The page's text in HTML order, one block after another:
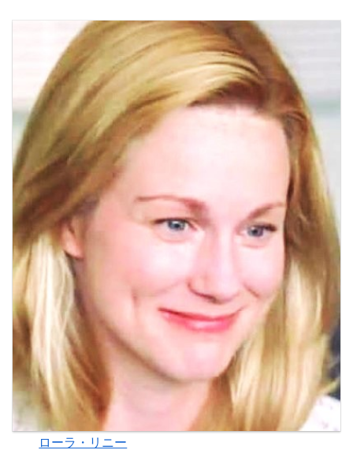
ローラ・リニー